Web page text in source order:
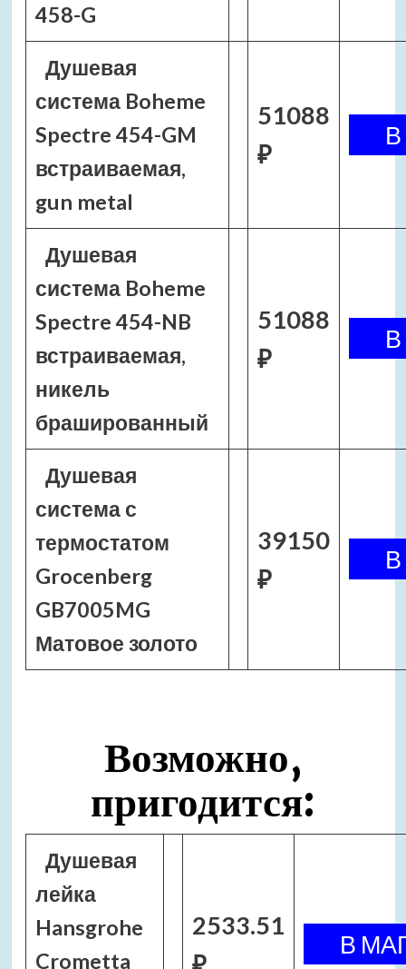
458-G
Душевая
система Boheme
Spectre 454-GM
встраиваемая,
gun metal
51088
₽
Душевая
система Boheme
Spectre 454-NB
встраиваемая,
никель
брашированный
51088
₽
Душевая
система с
термостатом
Grocenberg
GB7005MG
Матовое золото
39150
₽
Возможно,
пригодится:
Душевая
лейка
Hansgrohe
Crometta
2533.51